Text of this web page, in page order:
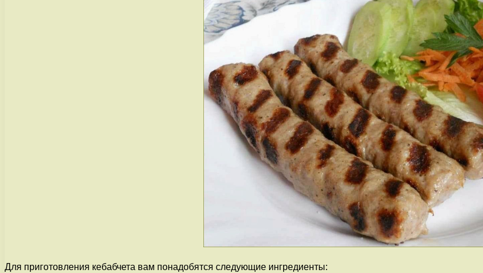
Для приготовления кебабчета вам понадобятся следующие ингредиенты: